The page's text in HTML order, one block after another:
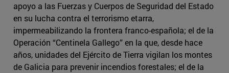
apoyo a las Fuerzas y Cuerpos de Seguridad del Estado
en su lucha contra el terrorismo etarra,
impermeabilizando la frontera franco-española; el de la
Operación “Centinela Gallego” en la que, desde hace
años, unidades del Ejército de Tierra vigilan los montes
de Galicia para prevenir incendios forestales; el de la